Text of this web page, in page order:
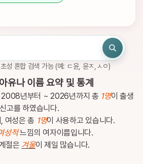
성 혼합 검색 가능 (예: ㄷ윤, 윤ㅈ,ㅅㅇ)
유나 이름 요약 및 통계
년부터 ~ 2026년까지 총 1명이 출생
신고를 하였습니다.
여성은 총 1명이 사용하고 있습니다.
성적느낌의 여자이름입니다.
절은 겨울이 제일 많습니다.